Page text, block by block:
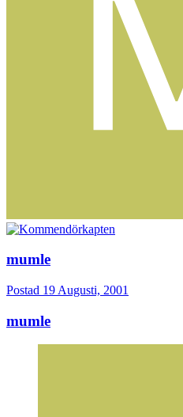
mumle
Postad 19 Augusti, 2001
mumle